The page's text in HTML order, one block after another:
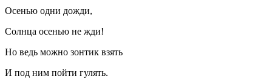
Осенью одни дожди,
Солнца осенью не жди!
Но ведь можно зонтик взять
И под ним пойти гулять.